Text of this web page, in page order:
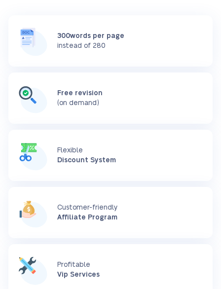
300words per page
instead of 280
Free revision
(on demand)
Flexible
Discount System
Customer-friendly
Affiliate Program
Profitable
Vip Services